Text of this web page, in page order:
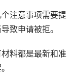
注意事项需要提
致申请被拒。
料都是最新和准